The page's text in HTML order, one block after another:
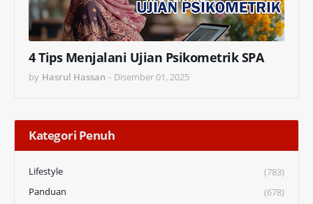
4 Tips Menjalani Ujian Psikometrik SPA
by Hasrul Hassan - Disember 01, 2025
Kategori Penuh
Lifestyle
(783)
Panduan
(678)